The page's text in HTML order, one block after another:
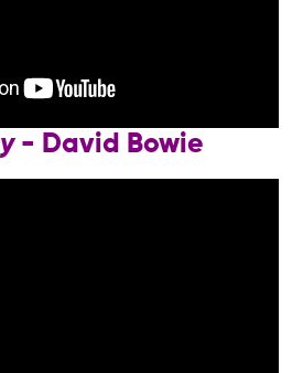
- David Bowie